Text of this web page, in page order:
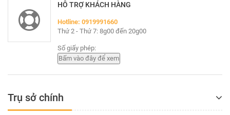
HỖ TRỢ KHÁCH HÀNG
Hotline: 0919991660
Thứ 2 - Thứ 7: 8g00 đến 20g00
Số giấy phép:
Trụ sở chính